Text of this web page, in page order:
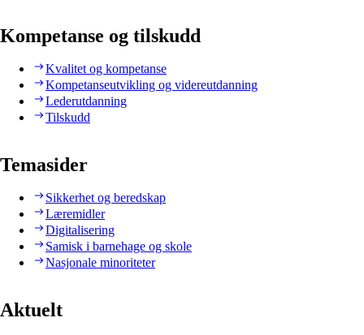
Kompetanse og tilskudd
Kvalitet og kompetanse
Kompetanseutvikling og videreutdanning
Lederutdanning
Tilskudd
Temasider
Sikkerhet og beredskap
Læremidler
Digitalisering
Samisk i barnehage og skole
Nasjonale minoriteter
Aktuelt